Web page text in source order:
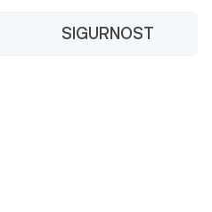
SIGURNOST